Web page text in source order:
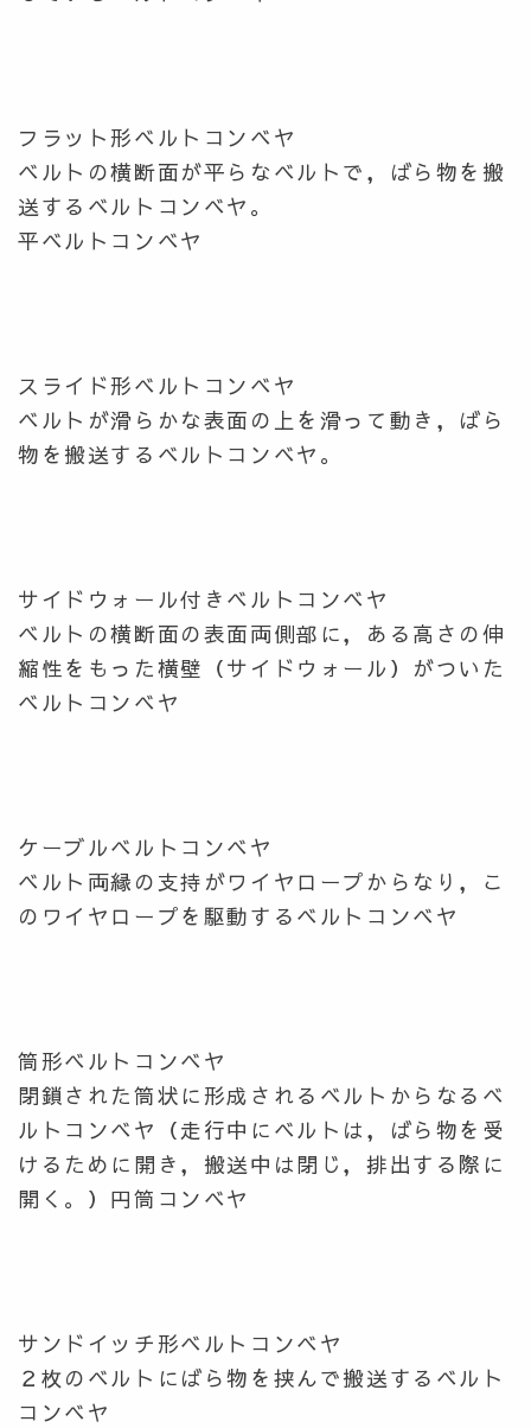
フラット形ベルトコンベヤ
ベルトの横断面が平らなベルトで，ばら物を搬
送するベルトコンベヤ。
平ベルトコンベヤ
スライド形ベルトコンベヤ
ベルトが滑らかな表面の上を滑って動き，ばら
物を搬送するベルトコンベヤ。
サイドウォール付きベルトコンベヤ
ベルトの横断面の表面両側部に，ある高さの伸
縮性をもった横壁（サイドウォール）がついた
ベルトコンベヤ
ケーブルベルトコンベヤ
ベルト両縁の支持がワイヤロープからなり，こ
のワイヤロープを駆動するベルトコンベヤ
筒形ベルトコンベヤ
閉鎖された筒状に形成されるベルトからなるベ
ルトコンベヤ（走行中にベルトは，ばら物を受
けるために開き，搬送中は閉じ，排出する際に
開く。）円筒コンベヤ
サンドイッチ形ベルトコンベヤ
２枚のベルトにばら物を挟んで搬送するベルト
コンベヤ